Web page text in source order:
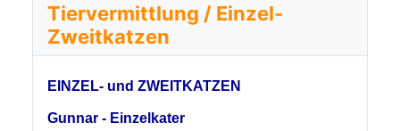
Tiervermittlung / Einzel-
Zweitkatzen
EINZEL- und ZWEITKATZEN
Gunnar - Einzelkater